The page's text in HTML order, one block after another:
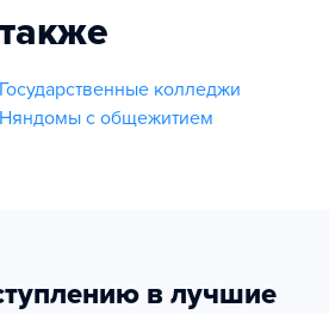
Государственные колледжи
с общежитием
в лучшие